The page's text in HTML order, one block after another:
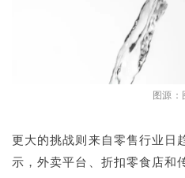
图源：
更大的挑战则来自零售行业日
示，外卖平台、折扣零食店和